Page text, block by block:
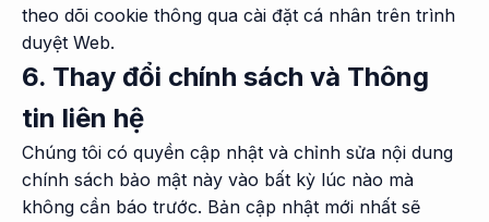
theo dõi cookie thông qua cài đặt cá nhân trên trình
duyệt Web.
6. Thay đổi chính sách và Thông
tin liên hệ
Chúng tôi có quyền cập nhật và chỉnh sửa nội dung
chính sách bảo mật này vào bất kỳ lúc nào mà
không cần báo trước. Bản cập nhật mới nhất sẽ